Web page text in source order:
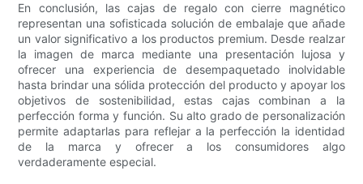
En conclusión, las cajas de regalo con cierre magnético
representan una sofisticada solución de embalaje que añade
un valor significativo a los productos premium. Desde realzar
la imagen de marca mediante una presentación lujosa y
ofrecer una experiencia de desempaquetado inolvidable
hasta brindar una sólida protección del producto y apoyar los
objetivos de sostenibilidad, estas cajas combinan a la
perfección forma y función. Su alto grado de personalización
permite adaptarlas para reflejar a la perfección la identidad
de la marca y ofrecer a los consumidores algo
verdaderamente especial.